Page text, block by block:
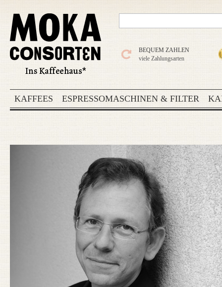
BEQUEM ZAHLEN
viele Zahlungsarten
KAFFEES ESPRESSOMASCHINEN & FILTER